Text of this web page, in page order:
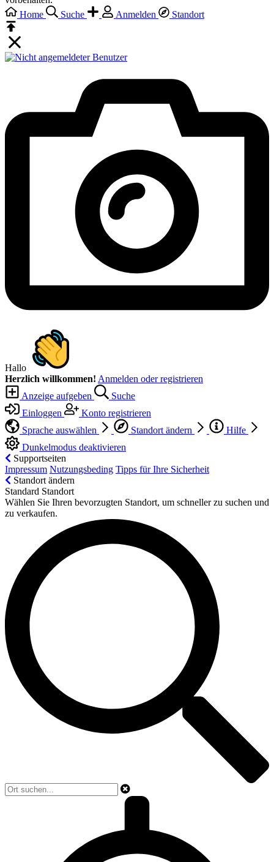
Home
Suche Anmelden Standort
Hallo
Herzlich willkommen! Anmelden oder registrieren
Anzeige aufgeben
Suche
Einloggen
Konto registrieren
Sprache auswählen
Standort ändern
Hilfe
Dunkelmodus deaktivieren
Supportseiten
Impressum Nutzungsbeding Tipps für Ihre Sicherheit
Standort ändern
Standard Standort
Wählen Sie Ihren bevorzugten Standort, um schneller zu suchen und
zu verkaufen.